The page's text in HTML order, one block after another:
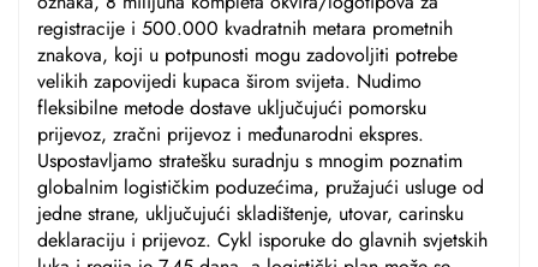
registracije i 500.000 kvadratnih metara prometnih
znakova, koji u potpunosti mogu zadovoljiti potrebe
velikih zapovijedi kupaca širom svijeta. Nudimo
fleksibilne metode dostave uključujući pomorsku
prijevoz, zračni prijevoz i međunarodni ekspres.
Uspostavljamo stratešku suradnju s mnogim poznatim
globalnim logističkim poduzećima, pružajući usluge od
jedne strane, uključujući skladištenje, utovar, carinsku
deklaraciju i prijevoz. Cykl isporuke do glavnih svjetskih